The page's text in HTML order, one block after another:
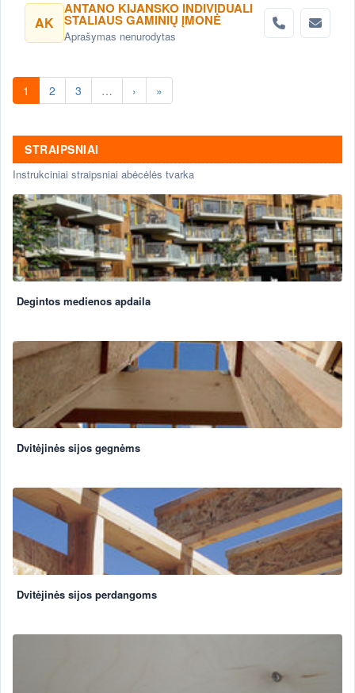
AK
ANTANO KIJANSKO INDIVIDUALI
STALIAUS GAMINIŲ ĮMONĖ
Aprašymas nenurodytas
1 2 3 … › »
STRAIPSNIAI
Instrukciniai straipsniai abėcėlės tvarka
Degintos medienos apdaila
Dvitėjinės sijos gegnėms
Dvitėjinės sijos perdangoms